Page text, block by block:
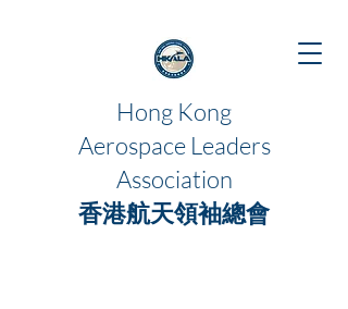
Hong Kong
Aerospace Leaders
Association
香港航天領袖總會